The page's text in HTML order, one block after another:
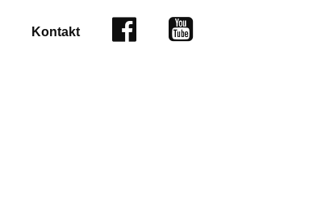
Kontakt Facebook